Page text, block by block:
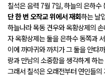
칠석은 음력 7월 7일, 하늘의 은하
단 한 번 오작교 위에서 재회하는 날
하늘나라 목동 견우와 옥황상제의
자 옥황상제는 둘을 은하수 동쪽과
이에 까마귀와 까치가 그 둘을 안타
랑과 만남의 소중함을 생각하게 하
그래서 칠석은 오래전부터 연인들의